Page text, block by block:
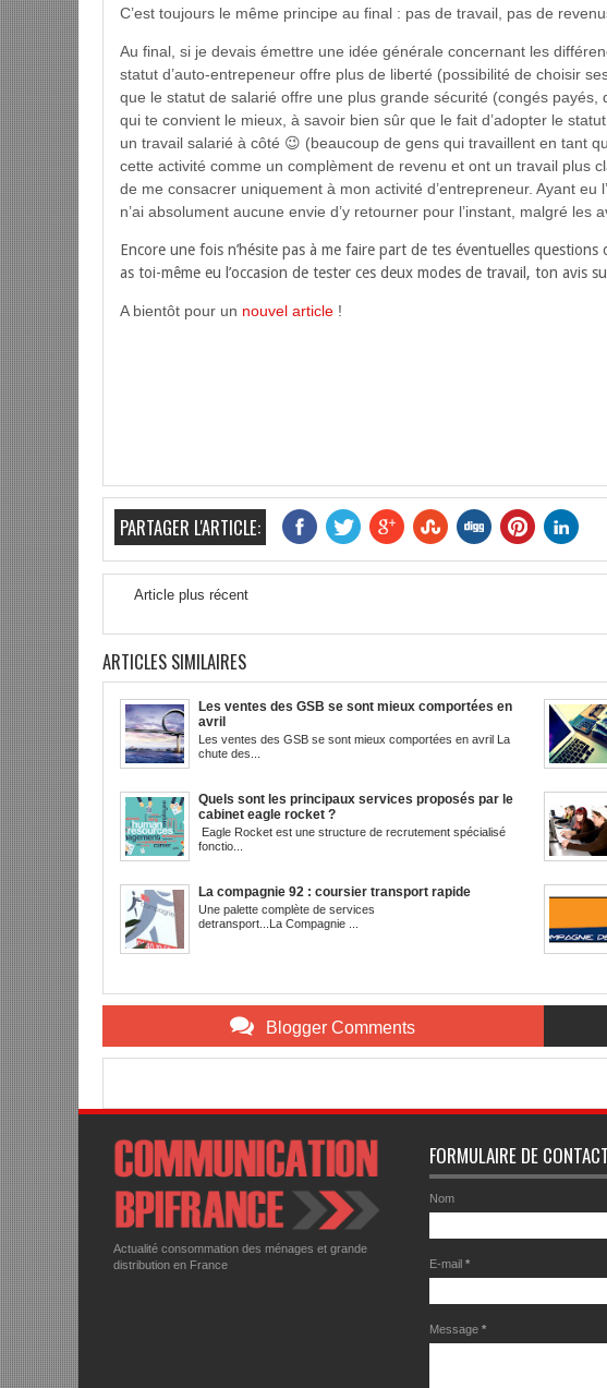
C’est toujours le même principe au final : pas de travail, pas de
Au final, si je devais émettre une idée générale concernant les
statut d’auto-entrepeneur offre plus de liberté (possibilité de choisir
que le statut de salarié offre une plus grande sécurité (congés
qui te convient le mieux, à savoir bien sûr que le fait d’adopter le
un travail salarié à côté 😉 (beaucoup de gens qui travaillent en tant
cette activité comme un complèment de revenu et ont un travail plus
de me consacrer uniquement à mon activité d’entrepreneur. Ayant eu
n’ai absolument aucune envie d’y retourner pour l’instant, malgré
Encore une fois n’hésite pas à me faire part de tes éventuelles
as toi-même eu l’occasion de tester ces deux modes de travail, ton avis
A bientôt pour un nouvel article !
PARTAGER L'ARTICLE:
Article plus récent
ARTICLES SIMILAIRES
Les ventes des GSB se sont mieux comportées en
avril
Les ventes des GSB se sont mieux comportées en avril La
chute des...
Quels sont les principaux services proposés par le
cabinet eagle rocket ?
Eagle Rocket est une structure de recrutement spécialisé
fonctio...
La compagnie 92 : coursier transport rapide
Une palette complète de services
detransport...La Compagnie ...
Blogger Comments
Actualité consommation des ménages et grande
distribution en France
FORMULAIRE DE
Nom
E-mail *
Message *